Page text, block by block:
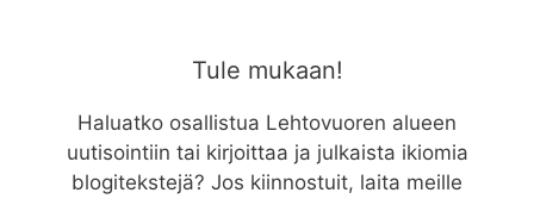
Tule mukaan!
Haluatko osallistua Lehtovuoren alueen
uutisointiin tai kirjoittaa ja julkaista ikiomia
blogitekstejä? Jos kiinnostuit, laita meille